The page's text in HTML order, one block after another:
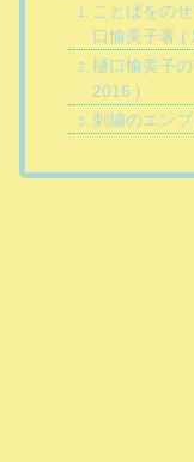
ことばをの
口愉美子著 (
樋口愉美子
2016 )
刺繍のエン